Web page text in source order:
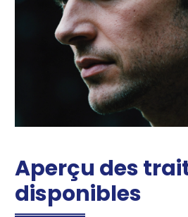
Aperçu des
disponibles